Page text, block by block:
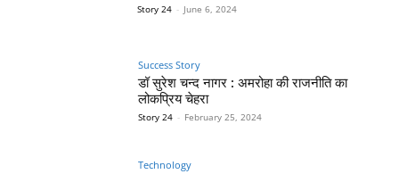
Story 24 - June 6, 2024
Success Story
डॉ सुरेश चन्द नागर : अमरोहा की राजनीति का
लोकप्रिय चेहरा
Story 24 - February 25, 2024
Technology